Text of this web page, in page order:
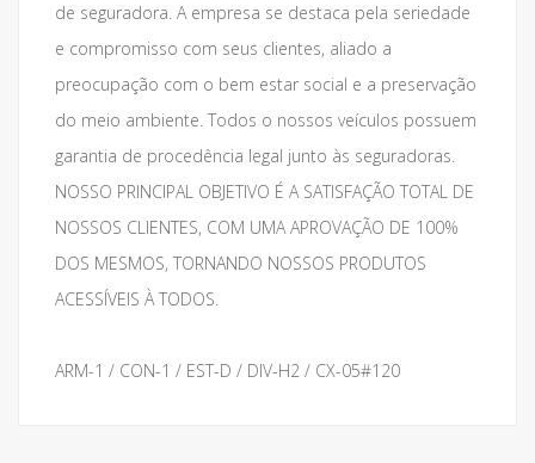
de seguradora. A empresa se destaca pela seriedade
e compromisso com seus clientes, aliado a
preocupação com o bem estar social e a preservação
do meio ambiente. Todos o nossos veículos possuem
garantia de procedência legal junto às seguradoras.
NOSSO PRINCIPAL OBJETIVO É A SATISFAÇÃO TOTAL DE
NOSSOS CLIENTES, COM UMA APROVAÇÃO DE 100%
DOS MESMOS, TORNANDO NOSSOS PRODUTOS
ACESSÍVEIS À TODOS.
ARM-1 / CON-1 / EST-D / DIV-H2 / CX-05#120